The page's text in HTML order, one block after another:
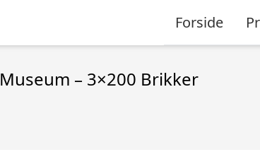
Forside
– 3×200 Brikker